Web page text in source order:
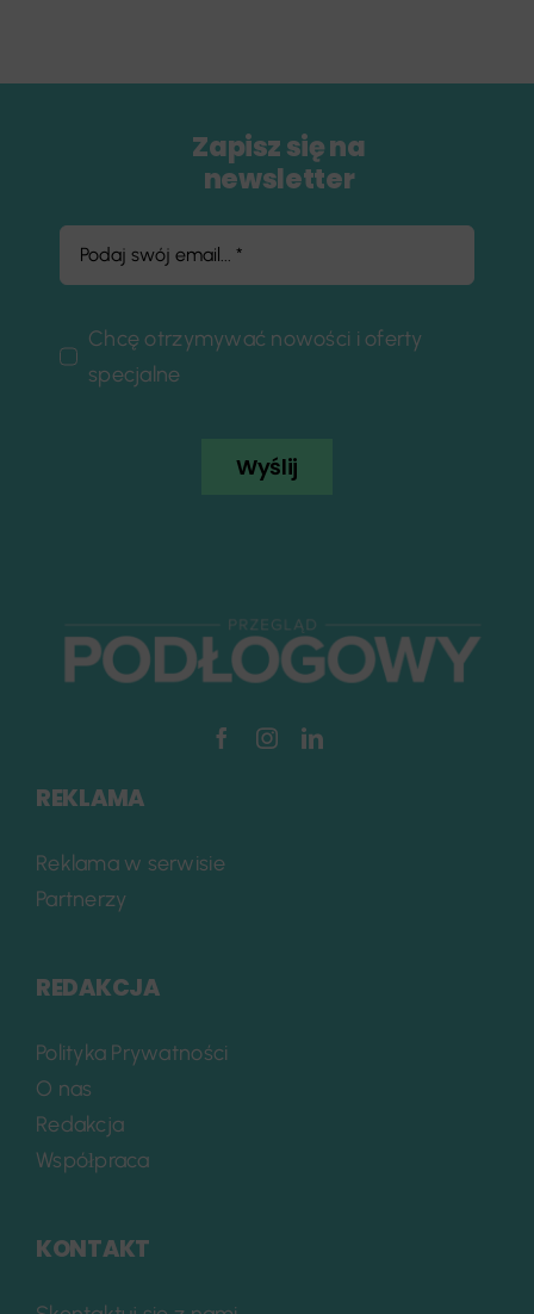
Zapisz się na
newsletter
Chcę otrzymywać nowości i oferty
specjalne
Wyślij
REKLAMA
Reklama w serwisie
Partnerzy
REDAKCJA
Polityka Prywatności
O nas
Redakcja
Współpraca
KONTAKT